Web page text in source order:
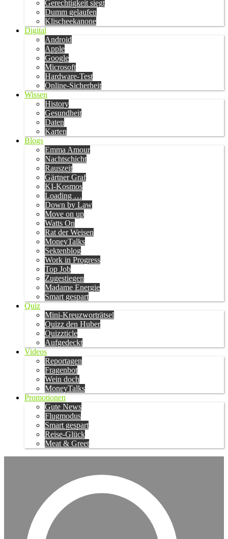
Gerechtigkeit siegt
Dumm gelaufen
Klischeekanone
Digital
Android
Apple
Google
Microsoft
Hardware-Test
Online-Sicherheit
Wissen
History
Gesundheit
Daten
Karten
Blogs
Emma Amour
Nachtschicht
Rauszeit
Gärtner Graf
KI-Kosmos
Loading …
Down by Law
Move on up
Watts On
Rat der Weisen
MoneyTalks
Sektenblog
Work in Progress
Top Job
Zugestiegen
Madame Energie
Smart gespart
Quiz
Mini-Kreuzworträtsel
Quizz den Huber
Quizzticle
Aufgedeckt
Videos
Reportagen
Fragenbot
Wein doch
MoneyTalks
Promotionen
Gute News
Flugmodus
Smart gespart
Reise-Glück
Meat & Greet